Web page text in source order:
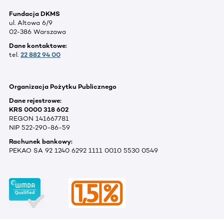
Fundacja DKMS
ul. Altowa 6/9
02-386 Warszawa
Dane kontaktowe:
tel. 22 882 94 00
Organizacja Pożytku Publicznego
Dane rejestrowe:
KRS 0000 318 602
REGON 141667781
NIP 522-290-86-59
Rachunek bankowy:
PEKAO SA 92 1240 6292 1111 0010 5530 0549